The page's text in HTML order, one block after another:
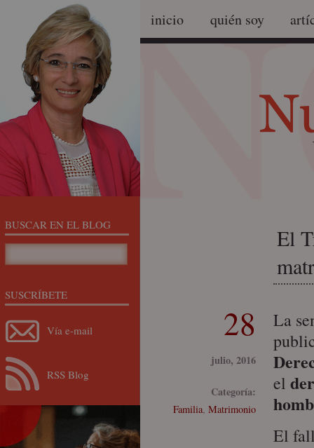
inicio quién soy
El
28
julio, 2016
Categoría:
Familia, Matrimonio
La
el
El
BUSCAR EN EL BLOG
SUSCRÍBETE
Vía e-mail
RSS Blog